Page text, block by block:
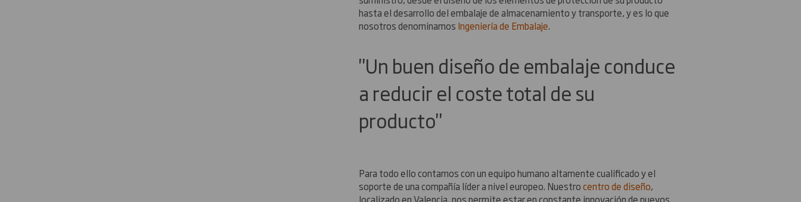
hasta el desarrollo del embalaje de almacenamiento y transporte, y es lo que
nosotros denominamos Ingeniería de Embalaje.
"Un buen diseño de embalaje conduce
a reducir el coste total de su
producto"
Para todo ello contamos con un equipo humano altamente cualificado y el
soporte de una compañía líder a nivel europeo. Nuestrocentro de diseño,